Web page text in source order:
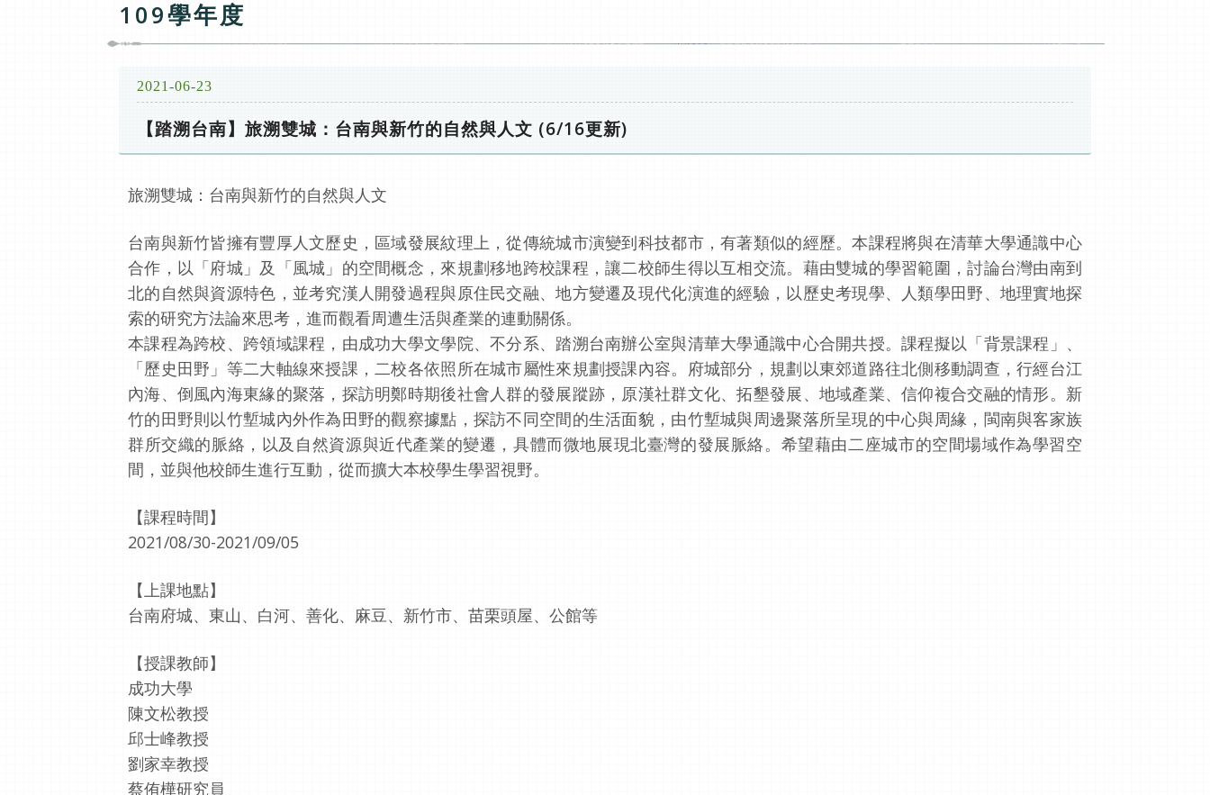
109學年度
2021-06-23
【踏溯台南】旅溯雙城：台南與新竹的自然與人文 (6/16更新)
旅溯雙城：台南與新竹的自然與人文
台南與新竹皆擁有豐厚人文歷史，區域發展紋理上，從傳統城市演變到科技都市，有著類似的經歷。本課程將與在清華大學通識中心
合作，以「府城」及「風城」的空間概念，來規劃移地跨校課程，讓二校師生得以互相交流。藉由雙城的學習範圍，討論台灣由南到
北的自然與資源特色，並考究漢人開發過程與原住民交融、地方變遷及現代化演進的經驗，以歷史考現學、人類學田野、地理實地探
索的研究方法論來思考，進而觀看周遭生活與產業的連動關係。
本課程為跨校、跨領域課程，由成功大學文學院、不分系、踏溯台南辦公室與清華大學通識中心合開共授。課程擬以「背景課程」、
「歷史田野」等二大軸線來授課，二校各依照所在城市屬性來規劃授課內容。府城部分，規劃以東郊道路往北側移動調查，行經台江
內海、倒風內海東緣的聚落，探訪明鄭時期後社會人群的發展蹤跡，原漢社群文化、拓墾發展、地域產業、信仰複合交融的情形。新
竹的田野則以竹塹城內外作為田野的觀察據點，探訪不同空間的生活面貌，由竹塹城與周邊聚落所呈現的中心與周緣，閩南與客家族
群所交織的脈絡，以及自然資源與近代產業的變遷，具體而微地展現北臺灣的發展脈絡。希望藉由二座城市的空間場域作為學習空
間，並與他校師生進行互動，從而擴大本校學生學習視野。
【課程時間】
2021/08/30-2021/09/05
【上課地點】
台南府城、東山、白河、善化、麻豆、新竹市、苗栗頭屋、公館等
【授課教師】
成功大學
陳文松教授
邱士峰教授
劉家幸教授
蔡侑樺研究員